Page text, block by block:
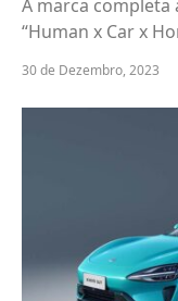
A marca completa
“Human x Car x
30 de Dezembro, 2023